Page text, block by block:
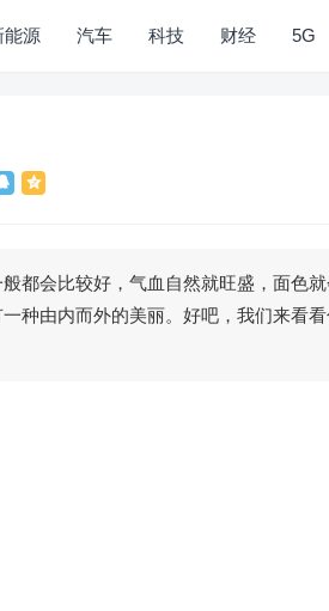
能源 汽车 科技 财经 5G
都会比较好，气血自然就旺盛，面色
种由内而外的美丽。好吧，我们来看